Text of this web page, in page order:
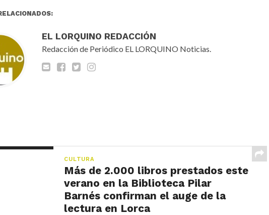
EL LORQUINO REDACCIÓN
Redacción de Periódico EL LORQUINO Noticias.
CULTURA
Más de 2.000 libros prestados este
verano en la Biblioteca Pilar
Barnés confirman el auge de la
lectura en Lorca